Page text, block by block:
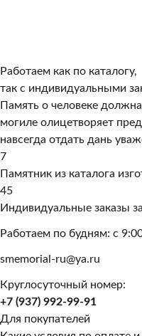
Работаем как по каталогу,
так с индивидуальными
Память о человеке
могиле олицетворяет
навсегда отдать дань
7
Памятник из каталога
45
Индивидуальные заказы
Работаем по будням: с
smemorial-ru@ya.ru
Круглосуточный номер:
+7 (937) 992-99-91
Для покупателей